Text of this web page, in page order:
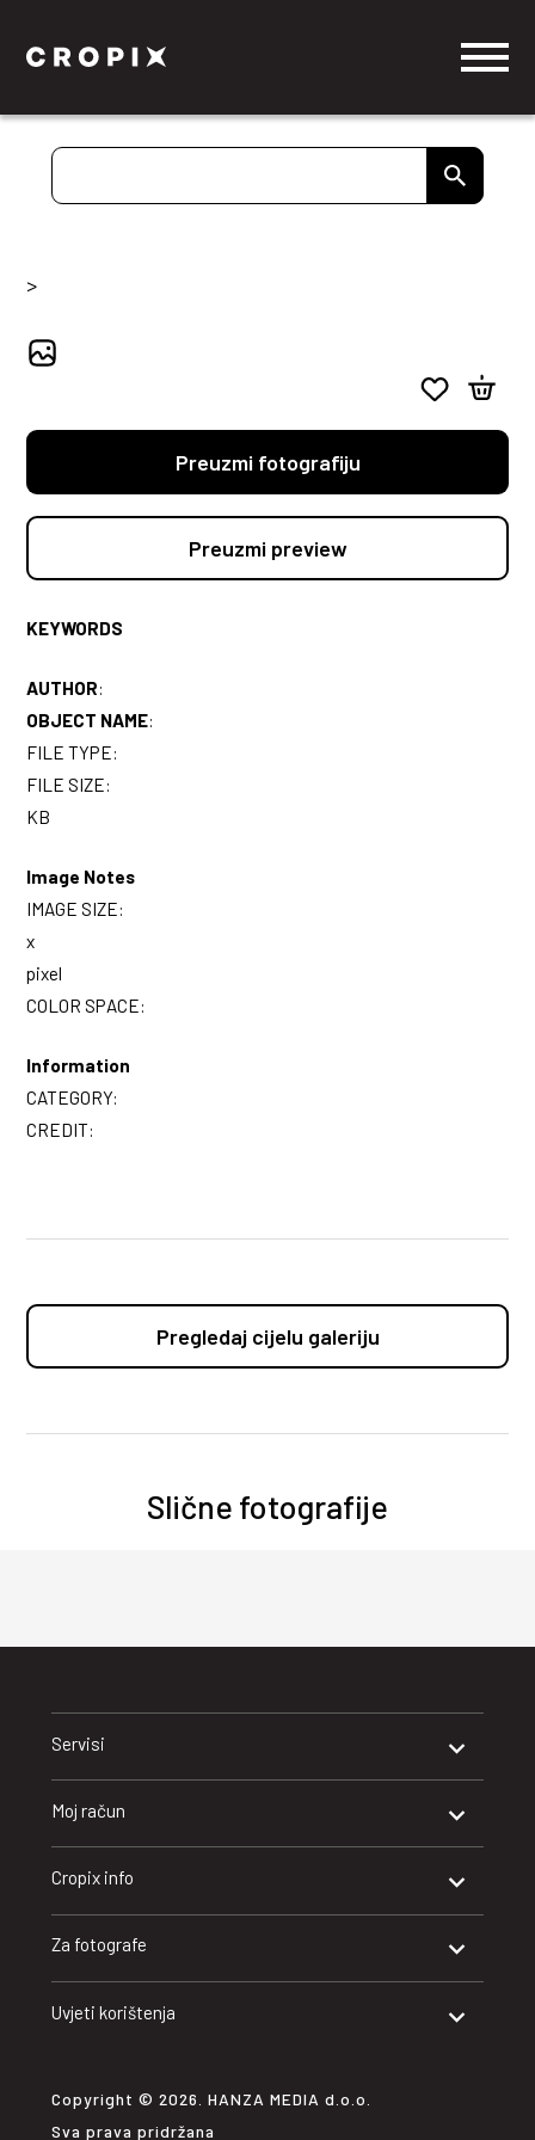
>
Preuzmi fotografiju
Preuzmi preview
KEYWORDS
AUTHOR:
OBJECT NAME:
FILE TYPE:
FILE SIZE:
KB
Image Notes
IMAGE SIZE:
x
pixel
COLOR SPACE:
Information
CATEGORY:
CREDIT:
Pregledaj cijelu galeriju
Slične fotografije
Servisi
Moj račun
Cropix info
Za fotografe
Uvjeti korištenja
Copyright © 2026. HANZA MEDIA d.o.o.
Sva prava pridržana